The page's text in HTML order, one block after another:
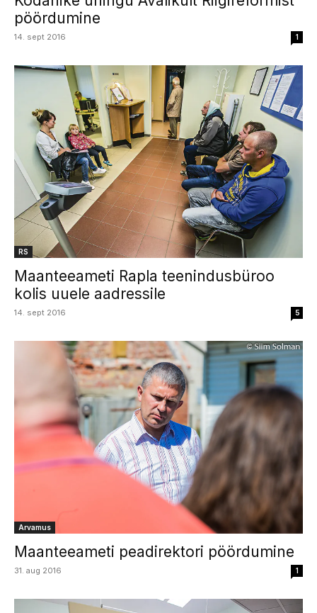
pöördumine
14. sept 2016 1
RS
Maanteeameti Rapla teenindusbüroo
kolis uuele aadressile
14. sept 2016 5
Arvamus
Maanteeameti peadirektori pöördumine
31. aug 2016 1